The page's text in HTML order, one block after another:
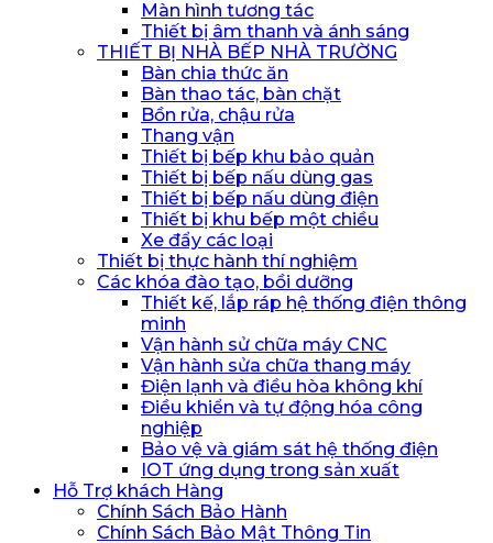
Màn hình tương tác
Thiết bị âm thanh và ánh sáng
THIẾT BỊ NHÀ BẾP NHÀ TRƯỜNG
Bàn chia thức ăn
Bàn thao tác, bàn chặt
Bồn rửa, chậu rửa
Thang vận
Thiết bị bếp khu bảo quản
Thiết bị bếp nấu dùng gas
Thiết bị bếp nấu dùng điện
Thiết bị khu bếp một chiều
Xe đẩy các loại
Thiết bị thực hành thí nghiệm
Các khóa đào tạo, bồi dưỡng
Thiết kế, lắp ráp hệ thống điện thông
minh
Vận hành sử chữa máy CNC
Vận hành sửa chữa thang máy
Điện lạnh và điều hòa không khí
Điều khiển và tự động hóa công
nghiệp
Bảo vệ và giám sát hệ thống điện
IOT ứng dụng trong sản xuất
Hỗ Trợ khách Hàng
Chính Sách Bảo Hành
Chính Sách Bảo Mật Thông Tin